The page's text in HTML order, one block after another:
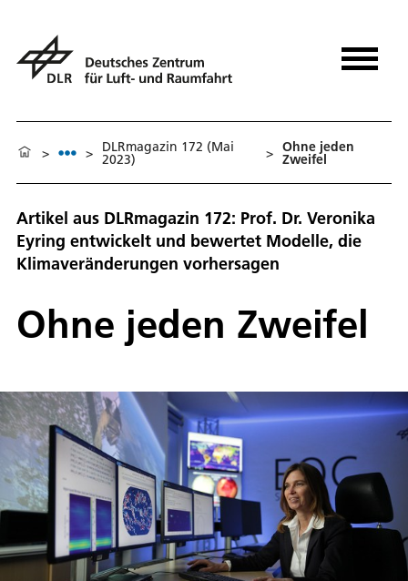
> > DLRmagazin 172 (Mai
2023) > Ohne jeden
Zweifel
Artikel aus DLRmagazin 172: Prof. Dr. Veronika
Eyring entwickelt und bewertet Modelle, die
Klimaveränderungen vorhersagen
Ohne jeden Zweifel